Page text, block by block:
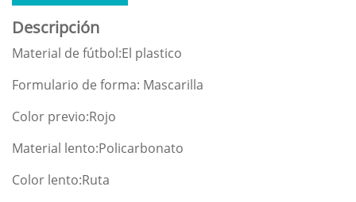
Descripción
Material de fútbol:El plastico
Formulario de forma: Mascarilla
Color previo:Rojo
Material lento:Policarbonato
Color lento:Ruta